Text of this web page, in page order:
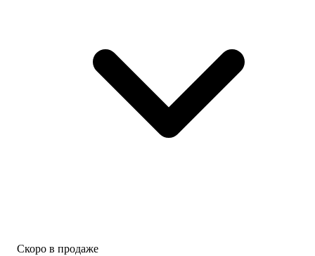
Скоро в продаже